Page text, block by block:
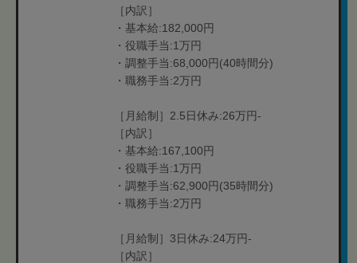
［内訳］
・基本給:182,000円
・役職手当:1万円
・調整手当:68,000円(40時間分)
・職務手当:2万円
［月給制］2.5日休み:26万円-
［内訳］
・基本給:167,100円
・役職手当:1万円
・調整手当:62,900円(35時間分)
・職務手当:2万円
［月給制］3日休み:24万円-
［内訳］